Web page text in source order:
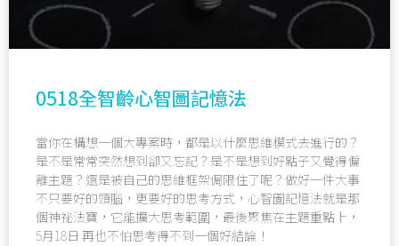
0518全智齡心智圖記憶法
當你在構想一個大專案時，都是以什麼思維模式去進行的？
是不是常常突然想到卻又忘記？是不是想到好點子又覺得偏
離主題？還是被自己的思維框架侷限住了呢？做好一件大事
不只要好的頭腦，更要好的思考方式，心智圖記憶法就是那
個神祕法寶，它能擴大思考範圍，最後聚焦在主題重點上，
5月18日 再也不怕思考得不到一個好結論！